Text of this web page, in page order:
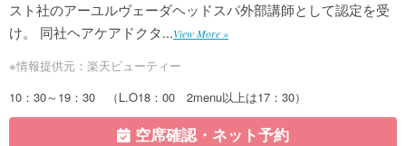
スト社のアーユルヴェーダヘッドスパ外部講師として認定を受
け。 同社ヘアケアドクタ...View More »
※情報提供元：楽天ビューティー
10：30～19：30 （L.O18：00 2menu以上は17：30）
空席確認・ネット予約